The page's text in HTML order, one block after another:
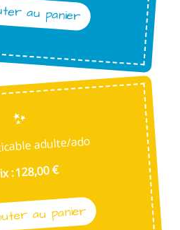
au panier
adulte/ado
: 128,00 €
au panier